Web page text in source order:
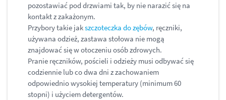
pozostawiać pod drzwiami tak, by nie narazić się na
kontakt z zakażonym.
Przybory takie jakszczoteczka do zębów, ręczniki,
używana odzież, zastawa stołowa nie mogą
znajdować się w otoczeniu osób zdrowych.
Pranie ręczników, pościeli i odzieży musi odbywać się
codziennie lub co dwa dni z zachowaniem
odpowiednio wysokiej temperatury (minimum 60
stopni) i użyciem detergentów.